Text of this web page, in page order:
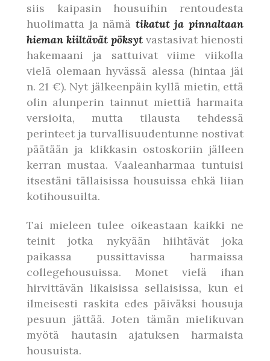
siis kaipasin housuihin rentoudesta
huolimatta ja nämä tikatut ja pinnaltaan
hieman kiiltävät pöksyt vastasivat hienosti
hakemaani ja sattuivat viime viikolla
vielä olemaan hyvässä alessa (hintaa jäi
n. 21 €). Nyt jälkeenpäin kyllä mietin, että
olin alunperin tainnut miettiä harmaita
versioita, mutta tilausta tehdessä
perinteet ja turvallisuudentunne nostivat
päätään ja klikkasin ostoskoriin jälleen
kerran mustaa. Vaaleanharmaa tuntuisi
itsestäni tällaisissa housuissa ehkä liian
kotihousuilta.
Tai mieleen tulee oikeastaan kaikki ne
teinit jotka nykyään hiihtävät joka
paikassa pussittavissa harmaissa
collegehousuissa. Monet vielä ihan
hirvittävän likaisissa sellaisissa, kun ei
ilmeisesti raskita edes päiväksi housuja
pesuun jättää. Joten tämän mielikuvan
myötä hautasin ajatuksen harmaista
housuista.